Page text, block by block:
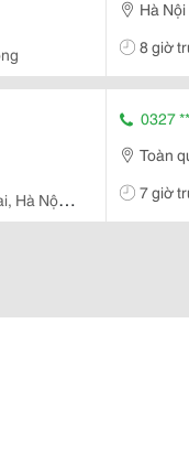
Hà Nội
8 giờ
Hà Nội,
0327
Toàn
7 giờ